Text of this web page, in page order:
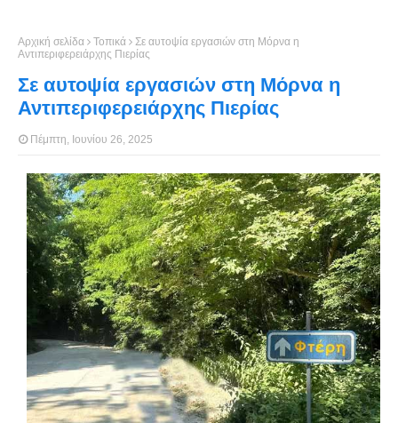
Αρχική σελίδα Τοπικά
Σε αυτοψία εργασιών στη Μόρνα η
Αντιπεριφερειάρχης Πιερίας
Σε αυτοψία εργασιών στη Μόρνα η
Αντιπεριφερειάρχης Πιερίας
Πέμπτη, Ιουνίου 26, 2025